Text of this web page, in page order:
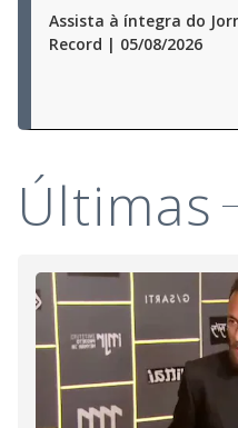
Assista à íntegra do
Record | 05/08/2026
Últimas